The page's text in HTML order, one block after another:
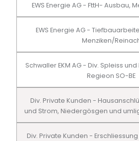
EWS Energie AG - FttH- Ausbau,
EWS Energie AG -
Menziken/
Schwaller EKM AG - Div. Spleiss
Regieon SO-BE
Div. Private Kunden -
und Strom, Niedergösgen und
Div. Private Kunden -